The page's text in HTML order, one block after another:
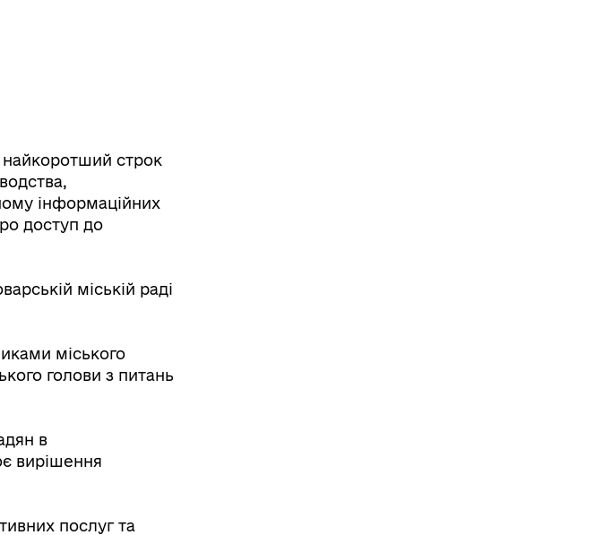
найкоротший строк
інформаційних
доступ до
міській раді
міського
голови з питань
в
вирішення
послуг та